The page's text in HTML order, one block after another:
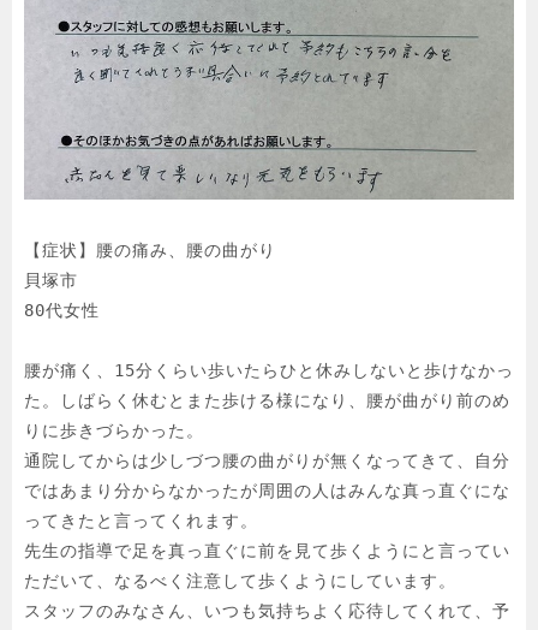
【症状】腰の痛み、腰の曲がり
貝塚市
80代女性
腰が痛く、15分くらい歩いたらひと休みしないと歩けなかっ
た。しばらく休むとまた歩ける様になり、腰が曲がり前のめ
りに歩きづらかった。
通院してからは少しづつ腰の曲がりが無くなってきて、自分
ではあまり分からなかったが周囲の人はみんな真っ直ぐにな
ってきたと言ってくれます。
先生の指導で足を真っ直ぐに前を見て歩くようにと言ってい
ただいて、なるべく注意して歩くようにしています。
スタッフのみなさん、いつも気持ちよく応待してくれて、予